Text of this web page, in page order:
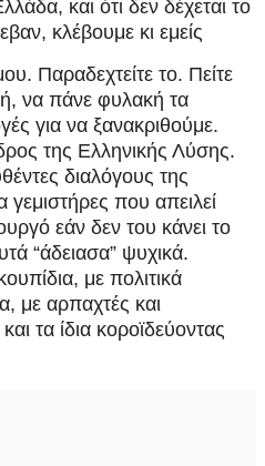
και ότι δεν δέχεται το
κλέβουμε κι εμείς
Παραδεχτείτε το. Πείτε
να πάνε φυλακή τα
για να ξανακριθούμε.
της Ελληνικής Λύσης.
διαλόγους της
που απειλεί
εάν δεν του κάνει το
“άδειασα” ψυχικά.
με πολιτικά
με αρπαχτές και
τα ίδια κοροϊδεύοντας